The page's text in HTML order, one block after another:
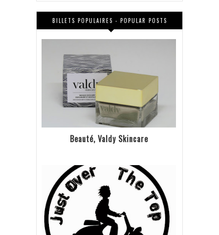
BILLETS POPULAIRES - POPULAR POSTS
Beauté, Valdy Skincare